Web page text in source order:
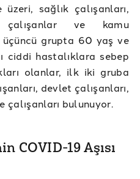
sağlık çalışanları,
çalışanlar ve kamu
üçüncü grupta 60 yaş ve
ciddi hastalıklara sebep
olanlar, ilk iki gruba
devlet çalışanları,
çalışanları bulunuyor.
COVID-19 Aşısı